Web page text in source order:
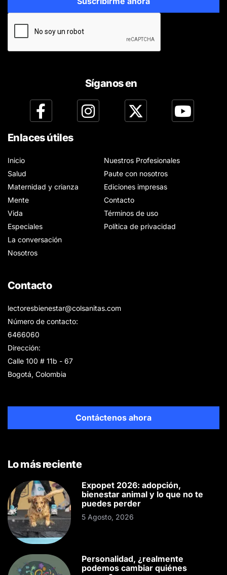
Síganos en
Enlaces útiles
Inicio
Salud
Maternidad y crianza
Mente
Vida
Especiales
La conversación
Nosotros
Nuestros Profesionales
Paute con nosotros
Ediciones impresas
Contacto
Términos de uso
Política de privacidad
Contacto
lectoresbienestar@colsanitas.com
Número de contacto:
6466060
Dirección:
Calle 100 # 11b - 67
Bogotá, Colombia
Contáctenos ahora
Lo más reciente
Expopet 2026: adopción,
bienestar animal y lo que no te
puedes perder
5 Agosto, 2026
Personalidad, ¿realmente
podemos cambiar quiénes